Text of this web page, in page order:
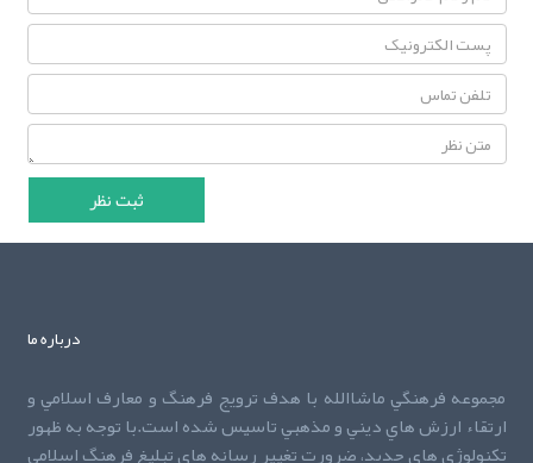
درباره ما
مجموعه فرهنگي ماشاالله با هدف ترويج فرهنگ و معارف اسلامي و
ارتقاء ارزش هاي ديني و مذهبي تاسيس شده است.با توجه به ظهور
تکنولوژي هاي جديد، ضرورت تغيير رسانه هاي تبليغ فرهنگ اسلامي